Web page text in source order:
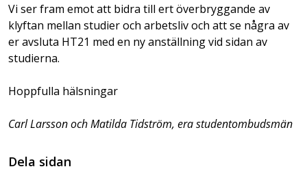
Vi ser fram emot att bidra till ert överbryggande av
klyftan mellan studier och arbetsliv och att se några av
er avsluta HT21 med en ny anställning vid sidan av
studierna.
Hoppfulla hälsningar
Carl Larsson och Matilda Tidström, era studentombudsmän
Dela sidan